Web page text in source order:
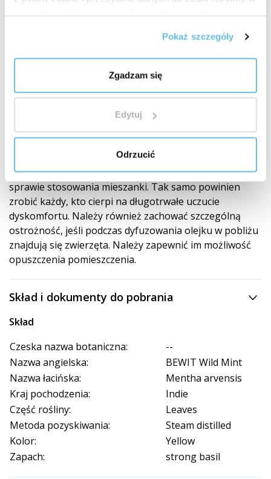
Pokaż szczegóły
Zgadzam się
Edytuj
Odrzucić
eterycznych.Przedaplikacją olejku na skórę zaleca się
ilość olejku rozcieńczonego według schematu w oleju
nośnym na nadgarstku. W ten sposób stwierdzisz, czy
dana mieszanka Ci odpowiada).Dzieci
zawsze należy skonsultować się ze specjalistą
i zachować szczególną ostrożność podczas ich
stosowania. Osobywrażliweicierpiące na choroby
przewlekłe, kobiety ciężarne i karmiące piersią
również powinny zawsze skonsultować się
z certyfikowanym aromaterapeutą lub lekarzem w
sprawie stosowania mieszanki. Tak samo powinien
zrobić każdy, kto cierpi na długotrwałe uczucie
dyskomfortu. Należy również zachować szczególną
ostrożność, jeśli podczas dyfuzowania olejku w pobliżu
znajdują się zwierzęta. Należy zapewnić im możliwość
opuszczenia pomieszczenia.
Skład i dokumenty do pobrania
Skład
Czeska nazwa botaniczna:
--
Nazwa angielska:
BEWIT Wild Mint
Nazwa łacińska:
Mentha arvensis
Kraj pochodzenia:
Indie
Część rośliny:
Leaves
Metoda pozyskiwania:
Steam distilled
Kolor:
Yellow
Zapach:
strong basil